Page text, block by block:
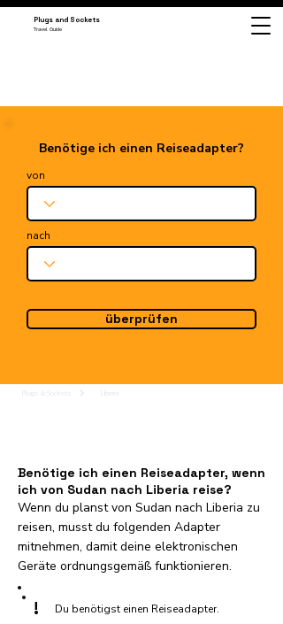
Plugs and Sockets
Travel Guide
Benötige ich einen Reiseadapter?
von
nach
überprüfen
Benötige ich einen Reiseadapter, wenn
ich von Sudan nach Liberia reise?
Wenn du planst von Sudan nach Liberia zu
reisen, musst du folgenden Adapter
mitnehmen, damit deine elektronischen
Geräte ordnungsgemäß funktionieren.
! Du benötigst einen Reiseadapter.